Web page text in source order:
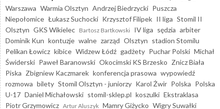
Warszawa Warmia Olsztyn Andrzej Biedrzycki Puszcza
Niepołomice Łukasz Suchocki Krzysztof Filipek II liga Stomil II
Olsztyn GKS Wikielec Bartosz Bartkowski IV liga sędzia arbiter
Dominik Kun kontuzje walne zarząd Olsztyn stadion Stomilu
Pelikan Łowicz kibice Widzew Łódź gadżety Puchar Polski Michał
Świderski Paweł Baranowski Okocimski KS Brzesko Znicz Biała
Piska Zbigniew Kaczmarek konferencja prasowa wypowiedź
rozmowa bilety Stomil Olsztyn - juniorzy Karol Żwir Polska Polska
U-17 Daniel Michałowski stomil-sklep.pl koszulki Ekstraklasa
Piotr Grzymowicz Artur Aluszyk Mamry Giżycko Wigry Suwałki